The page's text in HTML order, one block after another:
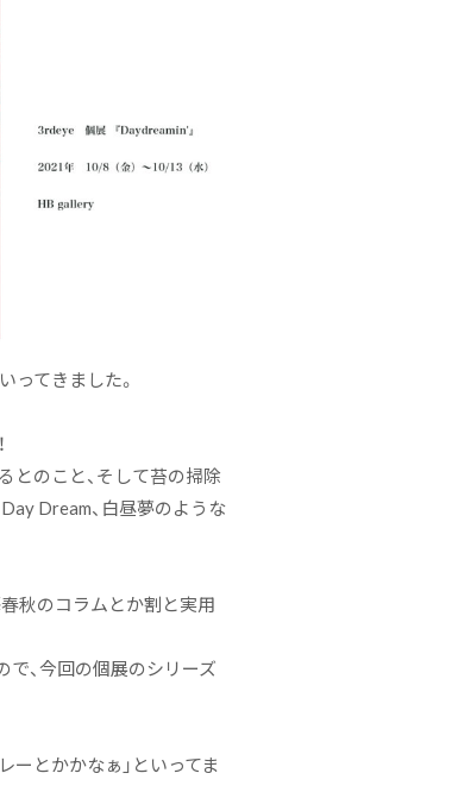
ってきました。
とのこと、そして苔の掃除
Dream、白昼夢のような
秋のコラムとか割と実用
、今回の個展のシリーズ
ーとかかなぁ」といってま